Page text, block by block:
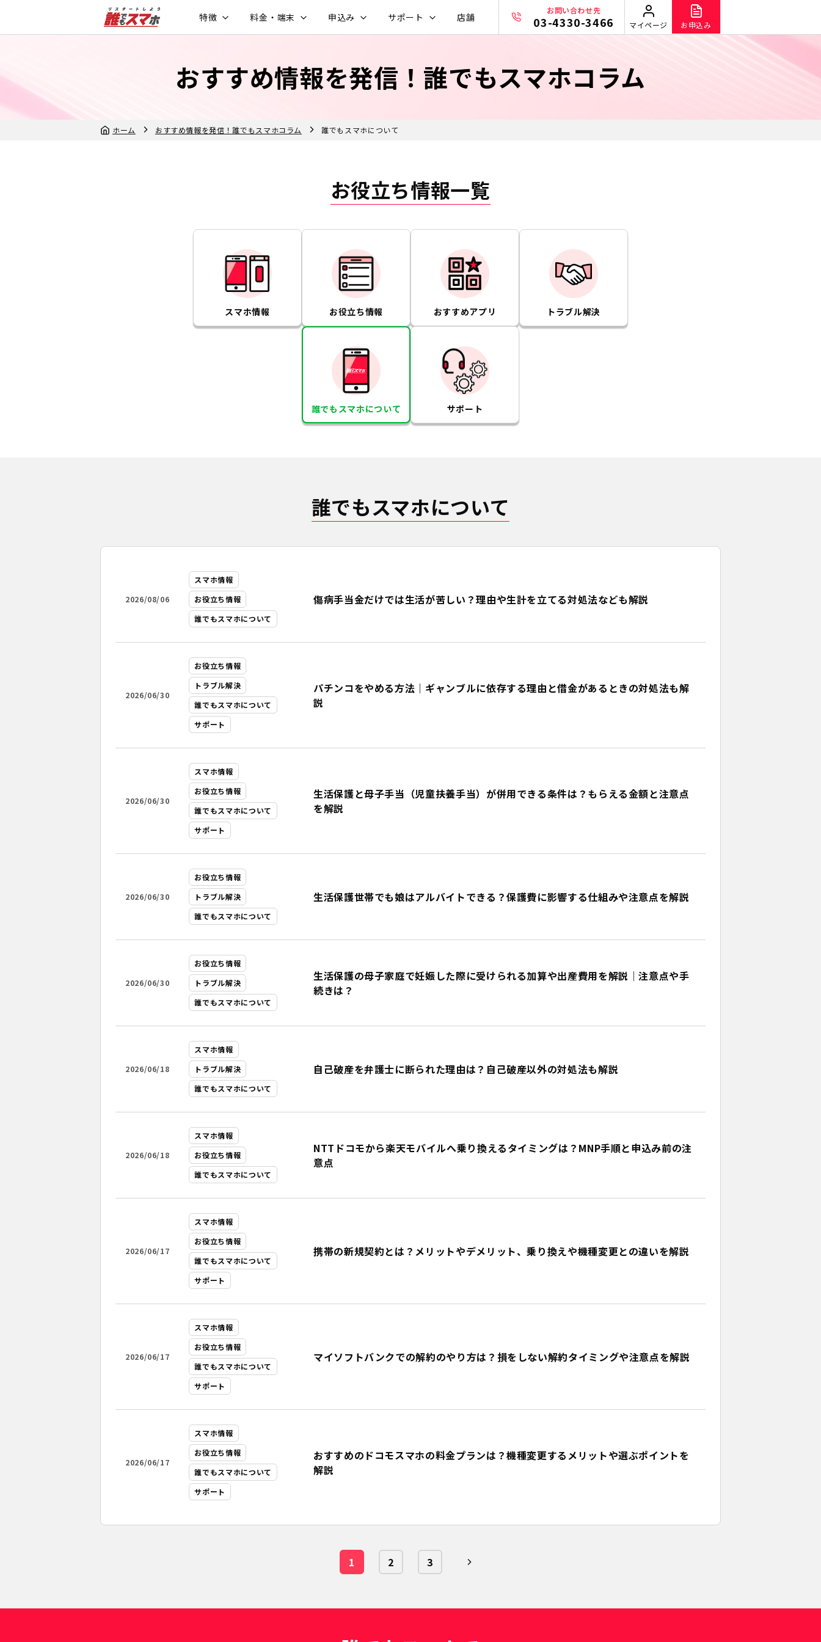
特徴 料金・端末 申込み サポート 店舗
お問い合わせ先
03-4330-3466 マイページ お申込み
おすすめ情報を発信！ 誰でもスマホコラム
ホーム おすすめ情報を発信！誰でもスマホコラム 誰でもスマホについて
お役立ち情報一覧
スマホ情報 お役立ち情報 おすすめアプリ トラブル解決
誰でもスマホについて サポート
誰でもスマホについて
2026/08/06
スマホ情報
お役立ち情報
誰でもスマホについて
傷病手当金だけでは生活が苦しい？理由や生計を立てる対処法なども解説
2026/06/30
お役立ち情報
トラブル解決
誰でもスマホについて
サポート
パチンコをやめる方法｜ギャンブルに依存する理由と借金があるときの対処法も解
説
2026/06/30
スマホ情報
お役立ち情報
誰でもスマホについて
サポート
生活保護と母子手当（児童扶養手当）が併用できる条件は？もらえる金額と注意点
を解説
2026/06/30
お役立ち情報
トラブル解決
誰でもスマホについて
生活保護世帯でも娘はアルバイトできる？保護費に影響する仕組みや注意点を解説
2026/06/30
お役立ち情報
トラブル解決
誰でもスマホについて
生活保護の母子家庭で妊娠した際に受けられる加算や出産費用を解説｜注意点や手
続きは？
2026/06/18
スマホ情報
トラブル解決
誰でもスマホについて
自己破産を弁護士に断られた理由は？自己破産以外の対処法も解説
2026/06/18
スマホ情報
お役立ち情報
誰でもスマホについて
NTTドコモから楽天モバイルへ乗り換えるタイミングは？MNP手順と申込み前の注
意点
2026/06/17
スマホ情報
お役立ち情報
誰でもスマホについて
サポート
携帯の新規契約とは？メリットやデメリット、乗り換えや機種変更との違いを解説
2026/06/17
スマホ情報
お役立ち情報
誰でもスマホについて
サポート
マイソフトバンクでの解約のやり方は？損をしない解約タイミングや注意点を解説
2026/06/17
スマホ情報
お役立ち情報
誰でもスマホについて
サポート
おすすめのドコモスマホの料金プランは？機種変更するメリットや選ぶポイントを
解説
1 2 3